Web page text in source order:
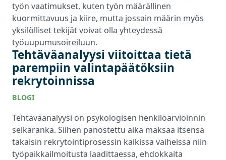
työn vaatimukset, kuten työn määrällinen
kuormittavuus ja kiire, mutta jossain määrin myös
yksilölliset tekijät voivat olla yhteydessä
työuupumusoireiluun.
Tehtäväanalyysi viitoittaa tietä
parempiin valintapäätöksiin
rekrytoinnissa
BLOGI
Tehtäväanalyysi on psykologisen henkilöarvioinnin
selkäranka. Siihen panostettu aika maksaa itsensä
takaisin rekrytointiprosessin kaikissa vaiheissa niin
työpaikkailmoitusta laadittaessa, ehdokkaita